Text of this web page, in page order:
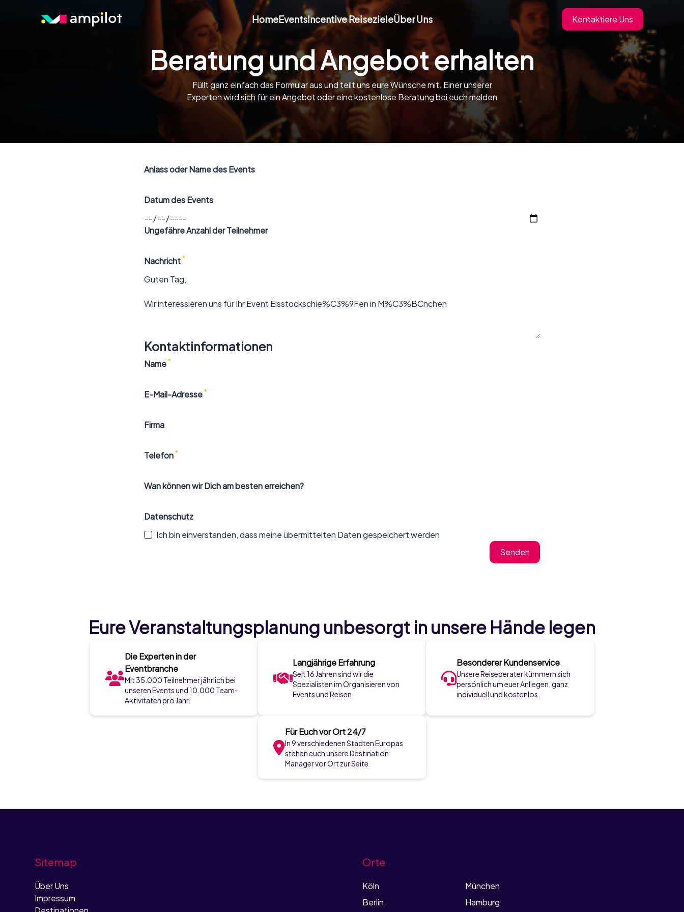
HomeEventsIncentive ReisezieleÜber Uns Kontaktiere Uns
Beratung und Angebot erhalten
Füllt ganz einfach das Formular aus und teilt uns eure Wünsche mit. Einer unserer
Experten wird sich für ein Angebot oder eine kostenlose Beratung bei euch melden
Anlass oder Name des Events
Datum des Events
Ungefähre Anzahl der Teilnehmer
Nachricht *
Kontaktinformationen
Name *
E-Mail-Adresse *
Firma
Telefon *
Wan können wir Dich am besten erreichen?
Datenschutz
Ich bin einverstanden, dass meine übermittelten Daten gespeichert werden
Senden
Eure Veranstaltungsplanung unbesorgt in unsere Hände legen
Die Experten in der
Eventbranche
Mit 35.000 Teilnehmer jährlich bei
unseren Events und 10.000 Team-
Aktivitäten pro Jahr.
Langjährige Erfahrung
Seit 16 Jahren sind wir die
Spezialisten im Organisieren von
Events und Reisen
Besonderer Kundenservice
Unsere Reiseberater kümmern sich
persönlich um euer Anliegen, ganz
individuell und kostenlos.
Für Euch vor Ort 24/7
In 9 verschiedenen Städten Europas
stehen euch unsere Destination
Manager vor Ort zur Seite
Sitemap
Über Uns
Impressum
Orte
Köln
München
Berlin
Hamburg